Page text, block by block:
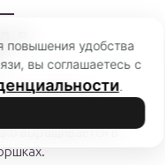
в
все рекорды по
Растение это
выращивается в
удобства
вы соглашаетесь с
.